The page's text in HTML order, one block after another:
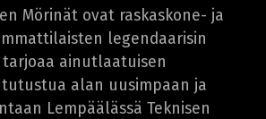
Mörinät ovat raskaskone- ja
legendaarisin
ainutlaatuisen
alan uusimpaan ja
Lempäälässä Teknisen